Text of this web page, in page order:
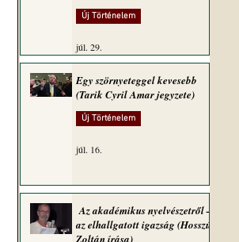
Új Történelem
júl. 29.
Egy szörnyeteggel kevesebb
(Tarik Cyril Amar jegyzete)
Új Történelem
júl. 16.
Az akadémikus nyelvészetről –
az elhallgatott igazság (Hosszú
Zoltán írása)